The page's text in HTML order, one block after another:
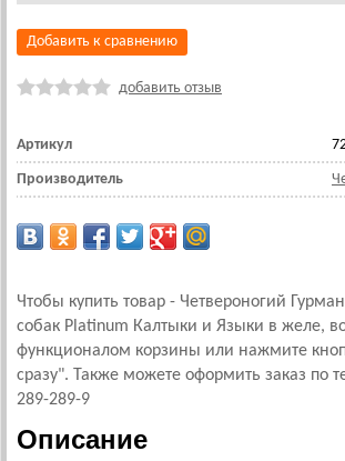
Добавить к сравнению
добавить отзыв
Артикул
Производитель
Чтобы купить товар - Четвероногий
собак Platinum Калтыки и Языки в желе,
функционалом корзины или нажмите
сразу". Также можете оформить заказ по
289-289-9
Описание